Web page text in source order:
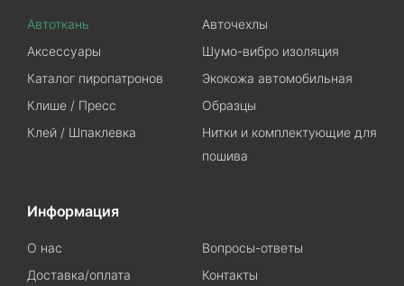
Автоткань
Авточехлы
Аксессуары
Шумо-вибро изоляция
Каталог пиропатронов
Экокожа автомобильная
Клише / Пресс
Образцы
Клей / Шпаклевка
Нитки и комплектующие для
пошива
Информация
О нас
Вопросы-ответы
Доставка/оплата
Контакты